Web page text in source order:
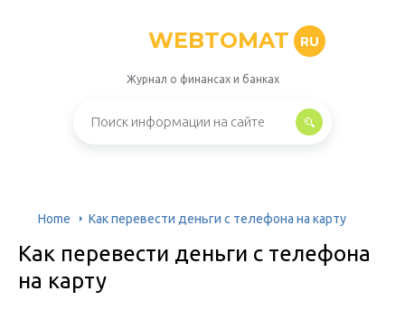
WEBTOMAT RU
Журнал о финансах и банках
Home Как перевести деньги с телефона на карту
Как перевести деньги с телефона
на карту